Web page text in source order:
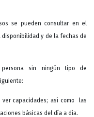
se pueden consultar en el
y de la fechas de
persona sin ningún tipo de
capacidades; así como las
básicas del día a día.